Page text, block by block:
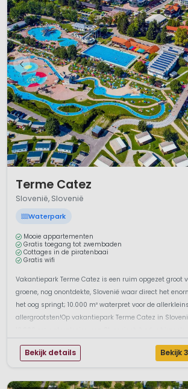
Terme Catez
Slovenië, Slovenië
Waterpark
Mooie appartementen
Gratis toegang tot zwembaden
Cottages in de piratenbaai
Gratis wifi
Vakantiepark Terme Catez is een ruim opgezet groot
groene, nog onontdekte, Slovenië waar direct het
het oog springt; 10.000 m² waterpret voor de
allergrootsten!Op vakantiepark Terme Catez in
Bekijk details Bekijk